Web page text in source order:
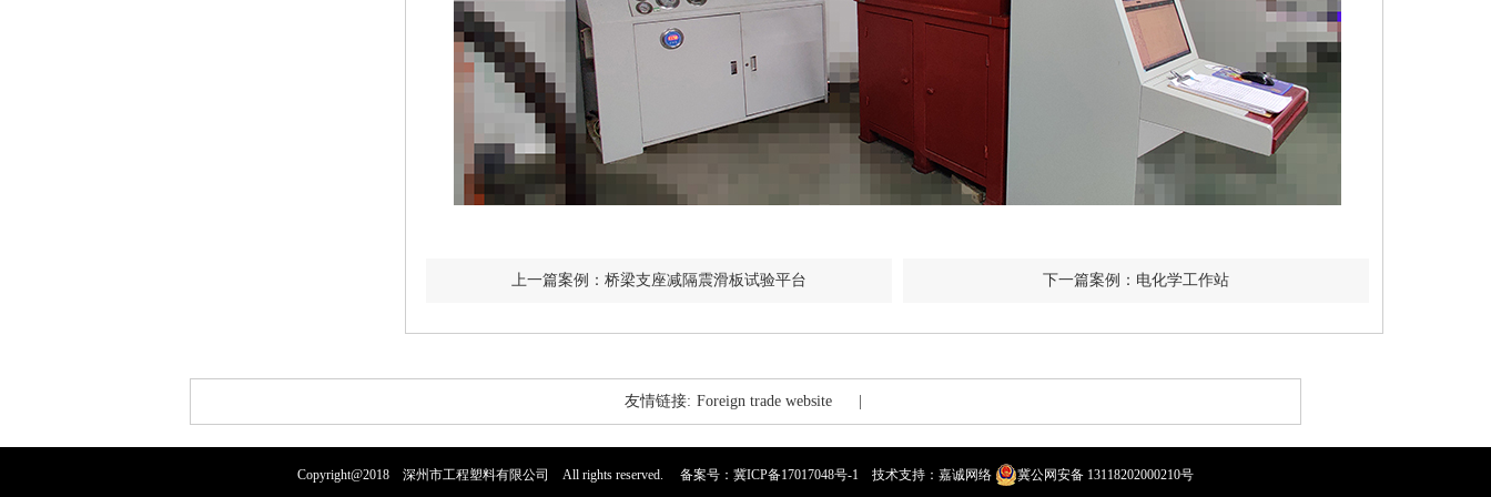
上一篇案例：桥梁支座减隔震滑板试验平台 下一篇案例：电化学工作站
友情链接: Foreign trade website|
Copyright@2018 深州市工程塑料有限公司 All rights reserved. 备案号： 冀ICP备17017048号-1 技术支持： 嘉诚网络 冀公网安备 13118202000210号